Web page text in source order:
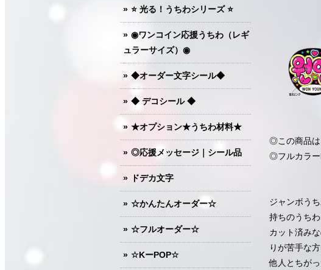
◎この商品
◎フルカラー
ジャンボう
持ちのうち
カット済み
りが苦手な
他人とちが
⭐️ 光る！うちわシリーズ ⭐️
◉ワンコイン応援うちわ（レギ
ュラーサイズ）◉
◆オーダー文字シール◆
◆ デコシール ◆
★オプション★うちわ材料★
◎応援メッセージ｜シール品
ドデカ文字
☆かんたんオーダー☆
☆フルオーダー☆
☆KーPOP☆